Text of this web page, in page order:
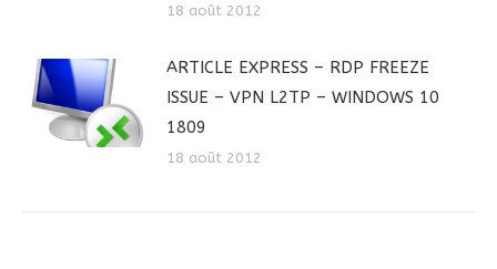
18 août 2012
ARTICLE EXPRESS – RDP FREEZE
ISSUE – VPN L2TP – WINDOWS 10
1809
18 août 2012